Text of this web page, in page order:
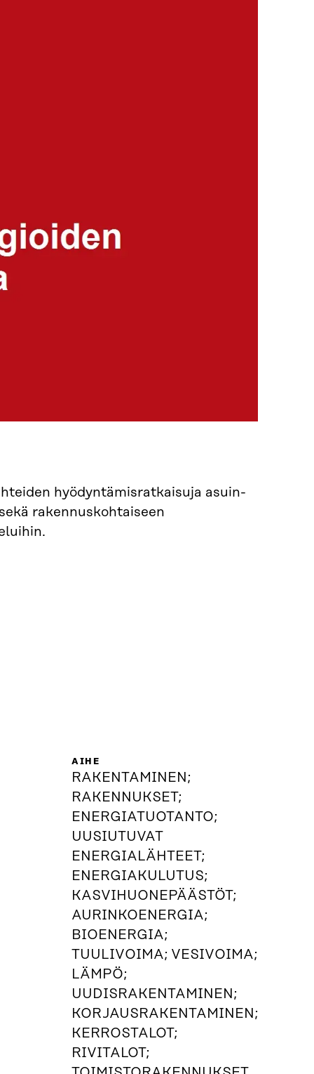
hyödyntämisratkaisuja asuin-
rakennuskohtaiseen
AIHE
RAKENTAMINEN;
RAKENNUKSET;
ENERGIATUOTANTO;
UUSIUTUVAT
ENERGIALÄHTEET;
ENERGIAKULUTUS;
KASVIHUONEPÄÄSTÖT;
AURINKOENERGIA;
BIOENERGIA;
TUULIVOIMA; VESIVOIMA;
LÄMPÖ;
UUDISRAKENTAMINEN;
KORJAUSRAKENTAMINEN;
KERROSTALOT;
RIVITALOT;